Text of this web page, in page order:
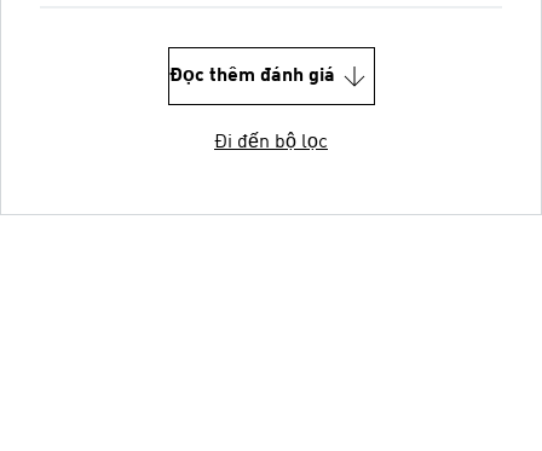
Đọc thêm đánh giá
Đi đến bộ lọc